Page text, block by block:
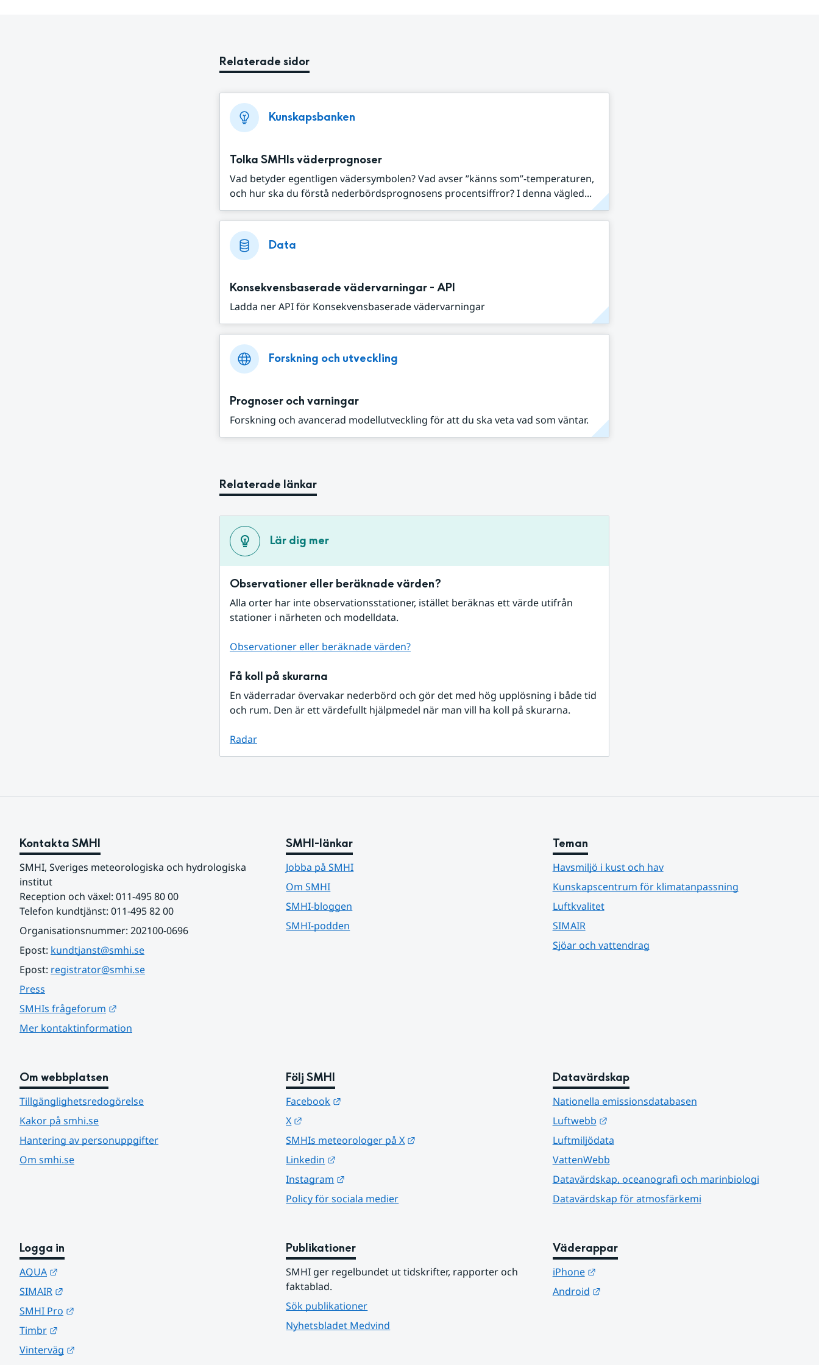
Relaterade sidor
Kunskapsbanken
Tolka SMHIs väderprognoser
Vad betyder egentligen vädersymbolen? Vad avser ”känns som”-temperaturen,
och hur ska du förstå nederbördsprognosens procentsiffror? I denna vägled...
Data
Konsekvensbaserade vädervarningar - API
Ladda ner API för Konsekvensbaserade vädervarningar
Forskning och utveckling
Prognoser och varningar
Forskning och avancerad modellutveckling för att du ska veta vad som väntar.
Relaterade länkar
Lär dig mer
Observationer eller beräknade värden?
Alla orter har inte observationsstationer, istället beräknas ett värde utifrån
stationer i närheten och modelldata.
Observationer eller beräknade värden?
Få koll på skurarna
En väderradar övervakar nederbörd och gör det med hög upplösning i både tid
och rum. Den är ett värdefullt hjälpmedel när man vill ha koll på skurarna.
Radar
Kontakta SMHI
SMHI, Sveriges meteorologiska och hydrologiska
institut
Reception och växel: 011-495 80 00
Telefon kundtjänst: 011-495 82 00
Organisationsnummer: 202100-0696
Epost: kundtjanst@smhi.se
Epost: registrator@smhi.se
Press
SMHIs frågeforum
Mer kontaktinformation
SMHI-länkar
Jobba på SMHI
Om SMHI
SMHI-bloggen
SMHI-podden
Teman
Havsmiljö i kust och hav
Kunskapscentrum för klimatanpassning
Luftkvalitet
SIMAIR
Sjöar och vattendrag
Om webbplatsen
Tillgänglighetsredogörelse
Kakor på smhi.se
Hantering av personuppgifter
Om smhi.se
Följ SMHI
Facebook
X
SMHIs meteorologer på X
Linkedin
Instagram
Policy för sociala medier
Datavärdskap
Nationella emissionsdatabasen
Luftwebb
Länk till annan webbplats.
Luftmiljödata
VattenWebb
Datavärdskap, oceanografi och marinbiologi
Datavärdskap för atmosfärkemi
Logga in
AQUA
SIMAIR
SMHI Pro
Timbr
Vinterväg
Publikationer
SMHI ger regelbundet ut tidskrifter, rapporter och
faktablad.
Sök publikationer
Nyhetsbladet Medvind
Väderappar
iPhone
Länk till annan webbplats.
Android
Länk till annan webbplats.